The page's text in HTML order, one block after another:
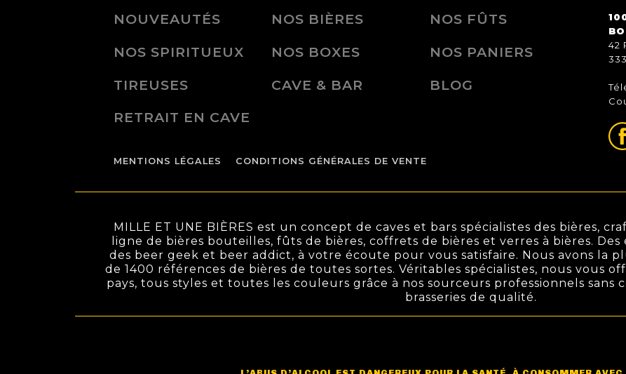
NOUVEAUTÉS NOS BIÈRES
NOS FÛTS
NOS SPIRITUEUX
NOS BOXES
NOS PANIERS
TIREUSES
CAVE & BAR
BLOG
RETRAIT EN CAVE
42
MENTIONS LÉGALES CONDITIONS GÉNÉRALES DE VENTE
MILLE ET UNE BIÈRES est un concept de caves et bars spécialistes des bières,
ligne de bières bouteilles, fûts de bières, coffrets de bières et verres à bières. Des
des beer geek et beer addict, à votre écoute pour vous satisfaire. Nous avons la
de 1400 références de bières de toutes sortes. Véritables spécialistes, nous vous
pays, tous styles et toutes les couleurs grâce à nos sourceurs professionnels sans
brasseries de qualité.